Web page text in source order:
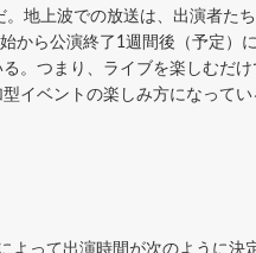
地上波での放送は、出演者た
から公演終了1週間後（予定）
。つまり、ライブを楽しむだ
イベントの楽しみ方になってい
って出演時間が次のように決